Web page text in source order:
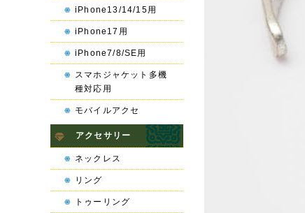
iPhone13/14/15用
iPhone17用
iPhone7/8/SE用
スマホジャケット多機
種対応用
モバイルアクセ
アクセサリー
ネックレス
リング
トゥーリング